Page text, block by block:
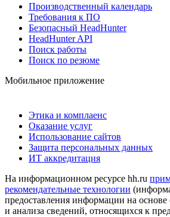
Производственный календарь
Требования к ПО
Безопасный HeadHunter
HeadHunter API
Поиск работы
Поиск по резюме
Мобильное приложение
Этика и комплаенс
Оказание услуг
Использование сайтов
Защита персональных данных
ИТ аккредитация
На информационном ресурсе hh.ru
рекомендательные технологии
предоставления информации на основе
и анализа сведений, относящихся к